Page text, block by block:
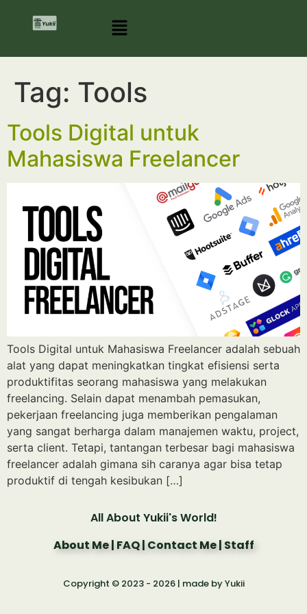
Tag: Tools
Tools Digital untuk
Mahasiswa Freelancer
Tools Digital untuk Mahasiswa Freelancer adalah sebuah
alat yang dapat meningkatkan tingkat efisiensi serta
produktifitas seorang mahasiswa yang melakukan
freelancing. Selain dapat menambah pemasukan,
pekerjaan freelancing juga memberikan pengalaman
yang sangat berharga dalam manajemen waktu, project,
serta client. Tetapi, tantangan terbesar bagi mahasiswa
freelancer adalah gimana sih caranya agar bisa tetap
produktif di tengah kesibukan […]
All About Yukii's World!
About Me | FAQ | Contact Me | Staff​
Copyright © 2023 - 2026 | made by Yukii